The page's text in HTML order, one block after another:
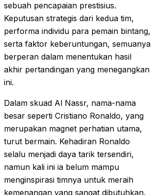
sebuah pencapaian prestisius.
Keputusan strategis dari kedua tim,
performa individu para pemain bintang,
serta faktor keberuntungan, semuanya
berperan dalam menentukan hasil
akhir pertandingan yang menegangkan
ini.
Dalam skuad Al Nassr, nama-nama
besar seperti Cristiano Ronaldo, yang
merupakan magnet perhatian utama,
turut bermain. Kehadiran Ronaldo
selalu menjadi daya tarik tersendiri,
namun kali ini ia belum mampu
menginspirasi timnya untuk meraih
kemenangan yang sangat dibutuhkan.